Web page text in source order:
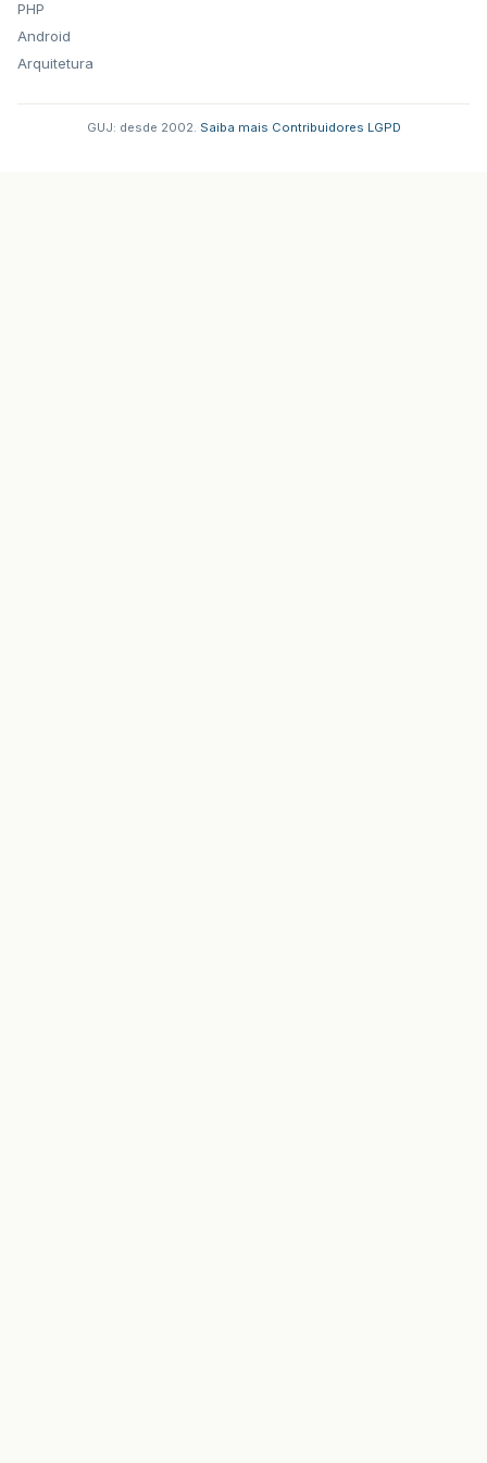
PHP
Android
Arquitetura
GUJ: desde 2002. Saiba mais Contribuidores LGPD